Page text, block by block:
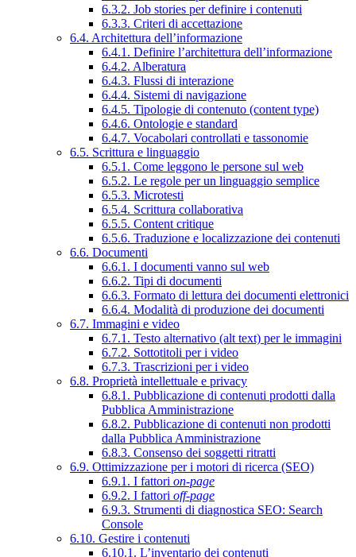
6.3.2. Job stories per definire i contenuti
6.3.3. Criteri di accettazione
6.4. Architettura dell’informazione
6.4.1. Definire l’architettura dell’informazione
6.4.2. Alberatura
6.4.3. Flussi di interazione
6.4.4. Sistemi di navigazione
6.4.5. Tipologie di contenuto (content type)
6.4.6. Ontologie e standard
6.4.7. Vocabolari controllati e tassonomie
6.5. Scrittura e linguaggio
6.5.1. Come leggono le persone sul web
6.5.2. Le regole per un linguaggio semplice
6.5.3. Microtesti
6.5.4. Scrittura collaborativa
6.5.5. Content critique
6.5.6. Traduzione e localizzazione dei contenuti
6.6. Documenti
6.6.1. I documenti vanno sul web
6.6.2. Tipi di documenti
6.6.3. Formato di lettura dei documenti elettronici
6.6.4. Modalità di produzione dei documenti
6.7. Immagini e video
6.7.1. Testo alternativo (alt text) per le immagini
6.7.2. Sottotitoli per i video
6.7.3. Trascrizioni per i video
6.8. Proprietà intellettuale e privacy
6.8.1. Pubblicazione di contenuti prodotti dalla
Pubblica Amministrazione
6.8.2. Pubblicazione di contenuti non prodotti
dalla Pubblica Amministrazione
6.8.3. Consenso dei soggetti ritratti
6.9. Ottimizzazione per i motori di ricerca (SEO)
6.9.1. I fattori on-page
6.9.2. I fattori off-page
6.9.3. Strumenti di diagnostica SEO: Search
Console
6.10. Gestire i contenuti
6.10.1. L’inventario dei contenuti